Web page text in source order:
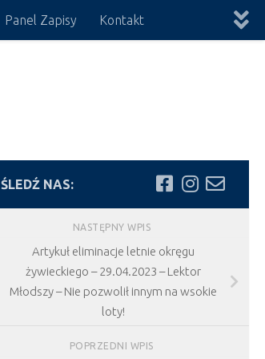
Panel Zapisy Kontakt
ŚLEDŹ NAS:
NASTĘPNY WPIS
Artykuł eliminacje letnie okręgu
żywieckiego – 29.04.2023 – Lektor
Młodszy – Nie pozwolił innym na wsokie
loty!
POPRZEDNI WPIS